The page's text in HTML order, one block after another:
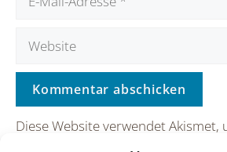
Adresse
Website
Diese Website verwendet Akismet,